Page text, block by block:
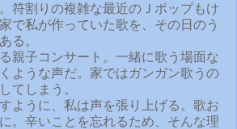
符割りの複雑な最近のＪポップもけ
で私が作っていた歌を、その日のう
る。
親子コンサート。一緒に歌う場面な
ような声だ。家ではガンガン歌うの
てしまう。
ように、私は声を張り上げる。歌お
。辛いことを忘れるため、そんな理